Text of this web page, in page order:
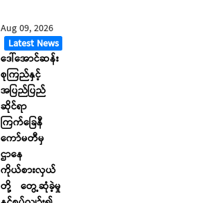
Aug 09, 2026
Latest News
ဒေါ်အောင်ဆန်း
စုကြည်နှင့်
အပြည်ပြည်
ဆိုင်ရာ
ကြက်ခြေနီ
ကော်မတီမှ
ဌာနေ
ကိုယ်စားလှယ်
တို့ တွေ့ဆုံခဲ့မှု